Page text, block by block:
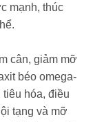
mạnh, thúc
cân, giảm mỡ
béo omega-
tiêu hóa, điều
tạng và mỡ